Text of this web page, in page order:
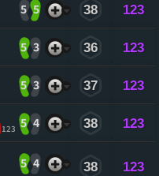
5 5 38 123
5 3 36 123
5 3 37 123
123 5 4 38 123
5 4 38 123